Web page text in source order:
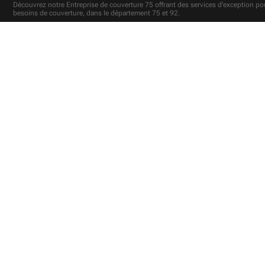
Découvrez notre Entreprise de couverture 75 offrant des services d'exception
besoins de couverture, dans le département 75 et 92.